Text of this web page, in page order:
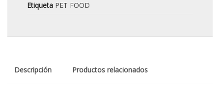
Etiqueta PET FOOD
Descripción Productos relacionados